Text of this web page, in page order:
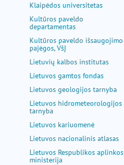
Klaipėdos universitetas
Kultūros paveldo
departamentas
Kultūros paveldo išsaugojimo
pajėgos, VšĮ
Lietuvių kalbos institutas
Lietuvos gamtos fondas
Lietuvos geologijos tarnyba
Lietuvos hidrometeorologijos
tarnyba
Lietuvos kariuomenė
Lietuvos nacionalinis atlasas
Lietuvos Respublikos aplinkos
ministerija